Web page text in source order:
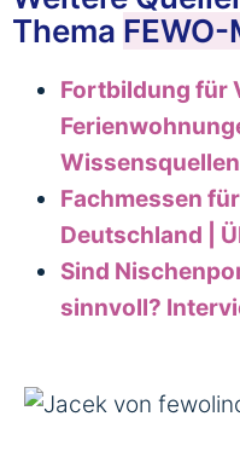
Thema
Fortbildung für
Wissensquellen
Fachmessen
Deutschland |
Sind
sinnvoll?